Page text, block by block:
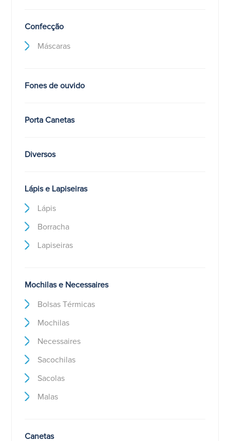
Confecção
Máscaras
Fones de ouvido
Porta Canetas
Diversos
Lápis e Lapiseiras
Lápis
Borracha
Lapiseiras
Mochilas e Necessaires
Bolsas Térmicas
Mochilas
Necessaires
Sacochilas
Sacolas
Malas
Canetas